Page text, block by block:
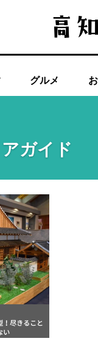
グルメ
ガイド
！尽きること
い